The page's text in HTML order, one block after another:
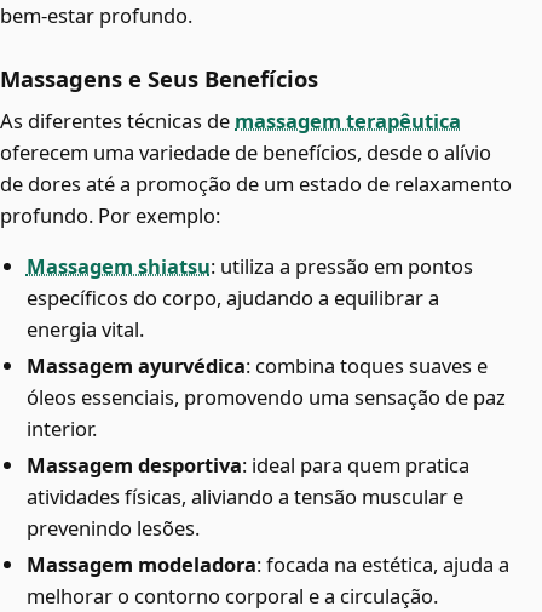
bem-estar profundo.
Massagens e Seus Benefícios
As diferentes técnicas de massagem terapêutica
oferecem uma variedade de benefícios, desde o alívio
de dores até a promoção de um estado de relaxamento
profundo. Por exemplo:
Massagem shiatsu: utiliza a pressão em pontos
específicos do corpo, ajudando a equilibrar a
energia vital.
Massagem ayurvédica: combina toques suaves e
óleos essenciais, promovendo uma sensação de paz
interior.
Massagem desportiva: ideal para quem pratica
atividades físicas, aliviando a tensão muscular e
prevenindo lesões.
Massagem modeladora: focada na estética, ajuda a
melhorar o contorno corporal e a circulação.